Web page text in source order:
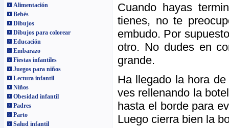
Alimentación
Bebés
Dibujos
Dibujos para colorear
Educación
Embarazo
Fiestas infantiles
Juegos para niños
Lectura infantil
Niños
Obesidad infantil
Padres
Parto
Salud infantil
Cuando hayas
tienes, no te
embudo. Por
otro. No dudes en
grande.
Ha llegado la hora
ves rellenando la
hasta el borde para
Luego cierra bien la